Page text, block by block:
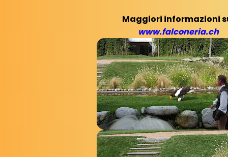
Maggiori informazioni
www.falconeria.ch